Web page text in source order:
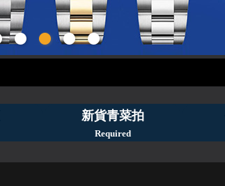
新貨青菜拍
Required